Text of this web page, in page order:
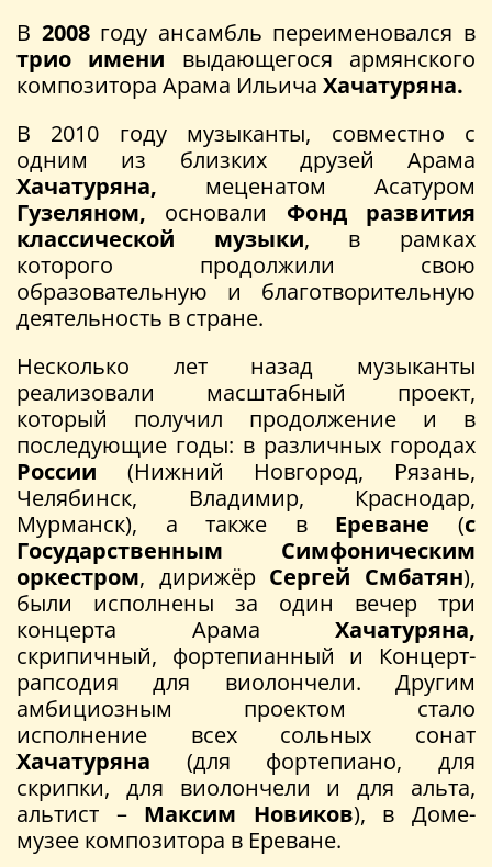
В 2008году ансамбль переименовался в
трио имени выдающегося армянского
композитора Арама Ильича Хачатуряна.
В 2010 году музыканты, совместно с
одним из близких друзей Арама
Хачатуряна, меценатом Асатуром
Гузеляном, основали Фонд развития
классической музыки, в рамках
которого продолжили свою
образовательную и благотворительную
деятельность в стране.
Несколько лет назад музыканты
реализовали масштабный проект,
который получил продолжение и в
последующие годы: в различных городах
России (Нижний Новгород, Рязань,
Челябинск, Владимир, Краснодар,
Мурманск), а также в Ереване(с
Государственным Симфоническим
оркестром, дирижёр Сергей Смбатян),
были исполнены за один вечер три
концерта Арама Хачатуряна,
скрипичный, фортепианный и Концерт-
рапсодия для виолончели. Другим
амбициозным проектом стало
исполнение всех сольных сонат
Хачатуряна (для фортепиано, для
скрипки, для виолончели и для альта,
альтист – Максим Новиков), в Доме-
музее композитора в Ереване.